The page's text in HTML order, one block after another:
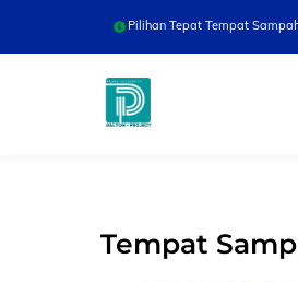
content
Pilihan Tepat Tempat
Tempat